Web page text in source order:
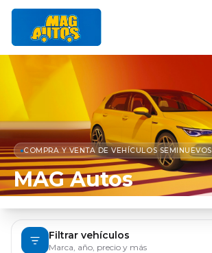
COMPRA Y VENTA DE VEHÍCULOS SEMINUEVOS
MAG Autos
Filtrar vehículos
Marca, año, precio y más